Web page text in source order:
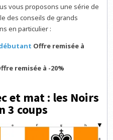
vous proposons une série de
des conseils de grands
en particulier :
Offre remisée à
remisée à -20%
et mat : les Noirs
3 coups